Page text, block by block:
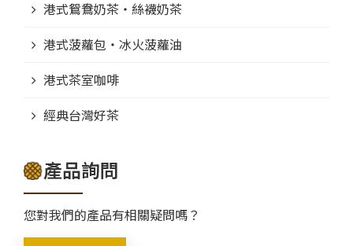
港式鴛鴦奶茶・絲襪奶茶
港式菠蘿包・冰火菠蘿油
港式茶室咖啡
經典台灣好茶
產品詢問
您對我們的產品有相關疑問嗎？